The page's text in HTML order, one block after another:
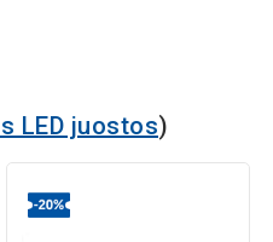
LED juostos)